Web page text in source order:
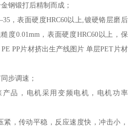
钢锻打后精制而成；
，表面硬度HRC60以上,镀硬铬层磨后
度0.01mm，表面硬度HRC60以上，保
PP片材挤出生产线图片 单层PET片材
步调速；
品，电机采用变频电机，电机功率
，传动平稳，反应速度快，冲击小，